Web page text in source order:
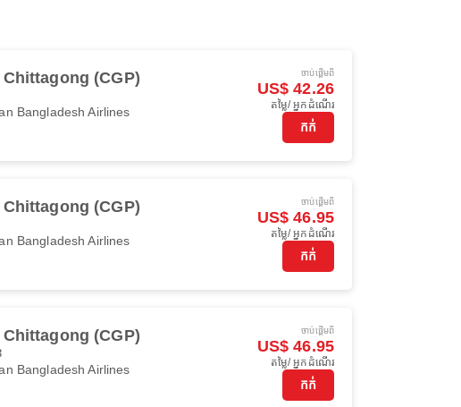
Chittagong (CGP)
Bangladesh Airlines
ចាប់ផ្ដើមពី
US$ 42.26
តម្លៃ/ អ្នកដំណើរ
កក់
Chittagong (CGP)
Bangladesh Airlines
ចាប់ផ្ដើមពី
US$ 46.95
តម្លៃ/ អ្នកដំណើរ
កក់
Chittagong (CGP)
Bangladesh Airlines
ចាប់ផ្ដើមពី
US$ 46.95
តម្លៃ/ អ្នកដំណើរ
កក់